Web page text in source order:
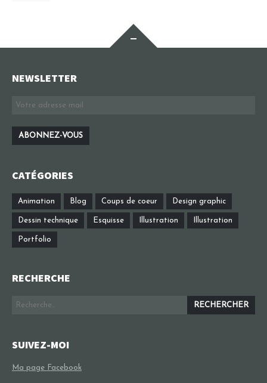
Widgets
NEWSLETTER
CATÉGORIES
Animation Blog Coups de coeur Design graphic
Dessin technique Esquisse Illustration Illustration
Portfolio
RECHERCHE
Rechercher :
SUIVEZ-MOI
Ma page Facebook